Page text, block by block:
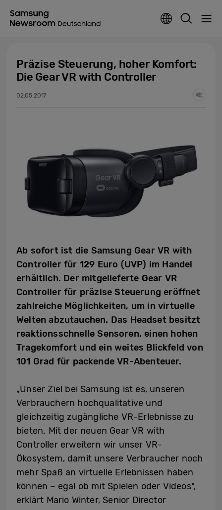
Präzise Steuerung, hoher Komfort:
Die Gear VR with Controller
02.05.2017
Ab sofort ist die Samsung Gear VR with
Controller für 129 Euro (UVP) im Handel
erhältlich. Der mitgelieferte Gear VR
Controller für präzise Steuerung eröffnet
zahlreiche Möglichkeiten, um in virtuelle
Welten abzutauchen. Das Headset besitzt
reaktionsschnelle Sensoren, einen hohen
Tragekomfort und ein weites Blickfeld von
101 Grad für packende VR-Abenteuer.
„Unser Ziel bei Samsung ist es, unseren
Verbrauchern hochqualitative und
gleichzeitig zugängliche VR-Erlebnisse zu
bieten. Mit der neuen Gear VR with
Controller erweitern wir unser VR-
Ökosystem, damit unsere Verbraucher noch
mehr Spaß an virtuelle Erlebnissen haben
können – egal ob mit Spielen oder Videos“,
erklärt Mario Winter, Senior Director